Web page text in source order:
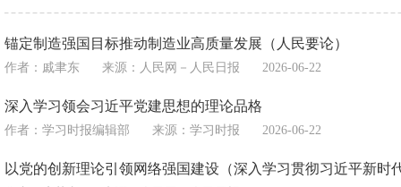
锚定制造强国目标推动制造业高质量发展（人民要论）
作者：戚聿东 来源： 人民网－人民日报 2026-06-22
深入学习领会习近平党建思想的理论品格
作者：学习时报编辑部 来源： 学习时报 2026-06-22
以党的创新理论引领网络强国建设（深入学习贯彻习近平新